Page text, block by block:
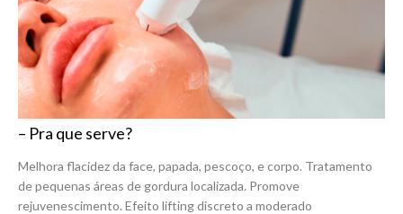
– Pra que serve?
Melhora flacidez da face, papada, pescoço, e corpo. Tratamento
de pequenas áreas de gordura localizada. Promove
rejuvenescimento. Efeito lifting discreto a moderado